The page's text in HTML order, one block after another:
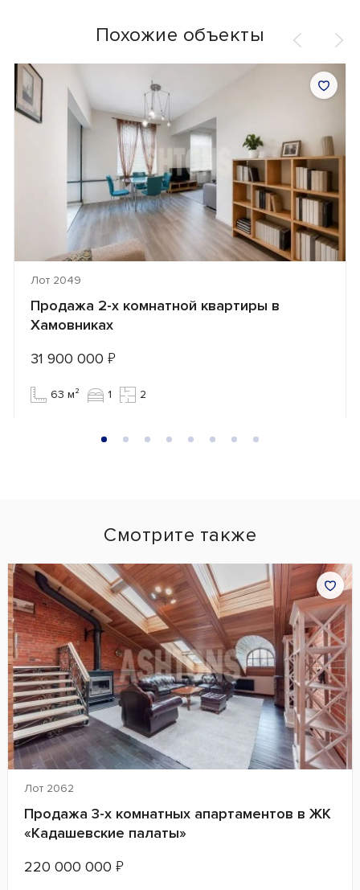
Похожие объекты
Лот 2049
Продажа 2-х комнатной квартиры в
Хамовниках
31 900 000 ₽
63 м² 1 2
Смотрите также
Лот 2062
Продажа 3-х комнатных апартаментов в ЖК
«Кадашевские палаты»
220 000 000 ₽